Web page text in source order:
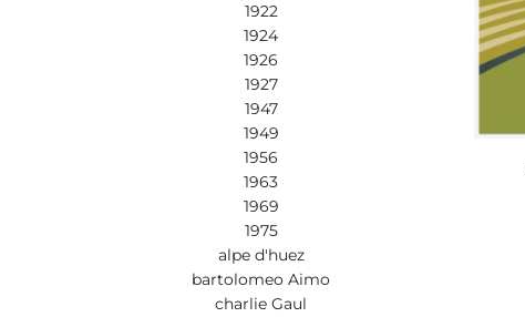
1922
1924
1926
1927
1947
1949
1956
1963
1969
1975
alpe d'huez
bartolomeo Aimo
charlie Gaul